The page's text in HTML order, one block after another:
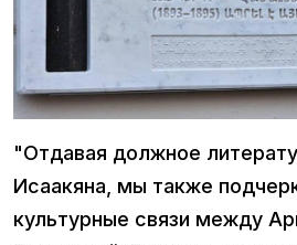
"Отдавая должное
Исаакяна, мы также
культурные связи между